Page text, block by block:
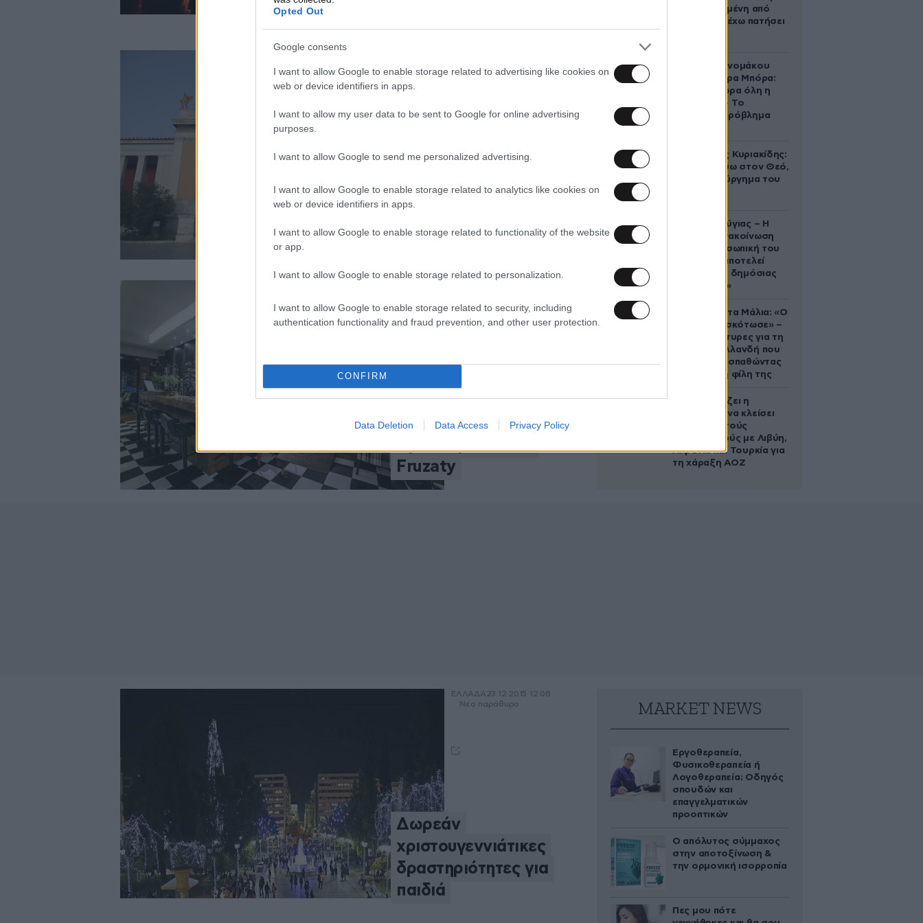
Opted Out
Google consents
I want to allow Google to enable storage related to advertising like cookies on
web or device identifiers in apps.
I want to allow my user data to be sent to Google for online advertising
purposes.
I want to allow Google to send me personalized advertising.
I want to allow Google to enable storage related to analytics like cookies on
web or device identifiers in apps.
I want to allow Google to enable storage related to functionality of the website
or app.
I want to allow Google to enable storage related to personalization.
I want to allow Google to enable storage related to security, including
authentication functionality and fraud prevention, and other user protection.
CONFIRM
Data Deletion Data Access Privacy Policy
Νέο παράθυρο
Κυνήγι θησαυρού για
παιδιά στο
Αρχαιολογικό Μουσείο
Νέο παράθυρο
Χριστούγεννα και
Fruzaty
πιο ευτυχισμένη από
ποτέ – Ναι, έχω πατήσει
Αθηνά Οικονομάκου
από τα Μπόρα Μπόρα:
«Έσκασε τώρα όλη η
κούραση» – Το
απρόοπτο πρόβλημα
Βλαδίμηρος Κυριακίδης:
«Δεν πιστεύω στον Θεό,
είναι δημιούργημα του
Χρίστος Κούγιας – Η
αυστηρή ανακοίνωση
για την προσωπική του
ζωή: «Δεν αποτελεί
αντικείμενο δημόσιας
συζήτησης»
Τραγωδία στα Μάλια: «Ο
πανικός τη σκότωσε» –
Τι λένε μάρτυρες για τη
42χρονη Ολλανδή που
πνίγηκε προσπαθώντας
να σώσει τη φίλη της
Πώς σχεδιάζει η
κυβέρνηση να κλείσει
τους ανοιχτούς
λογαριασμούς με Λιβύη,
Αλβανία και Τουρκία για
τη χάραξη ΑΟΖ
ΕΛΛΑΔΑ23·12·2015 12:08
Νέο παράθυρο
Δωρεάν
χριστουγεννιάτικες
δραστηριότητες για
παιδιά
MARKET NEWS
Εργοθεραπεία,
Φυσικοθεραπεία ή
Λογοθεραπεία; Οδηγός
σπουδών και
επαγγελματικών
προοπτικών
Ο απόλυτος σύμμαχος
στην αποτοξίνωση &
την ορμονική ισορροπία
Πες μου πότε